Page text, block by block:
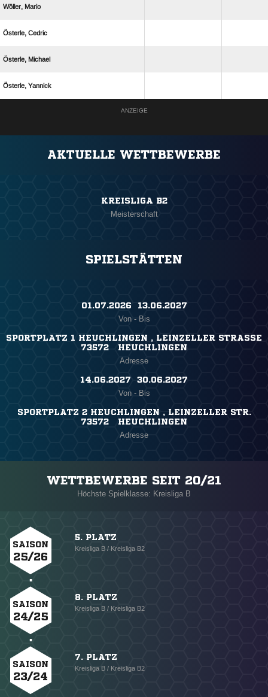
 
 
 
 
ANZEIGE
AKTUELLE WETTBEWERBE
KREISLIGA B2
Meisterschaft
SPIELSTÄTTEN
01.07.2026 ​ 13.06.2027
Von - Bis
SPORTPLATZ 1 HEUCHLINGEN , LEINZELLER STRASSE
73572 HEUCHLINGEN
Adresse
14.06.2027 ​ 30.06.2027
Von - Bis
SPORTPLATZ 2 HEUCHLINGEN , LEINZELLER STR.
73572 HEUCHLINGEN
Adresse
WETTBEWERBE SEIT 20/21
Höchste Spielklasse: Kreisliga B
SAISON
25/26
5. PLATZ
Kreisliga B / Kreisliga B2
SAISON
24/25
8. PLATZ
Kreisliga B / Kreisliga B2
SAISON
23/24
7. PLATZ
Kreisliga B / Kreisliga B2